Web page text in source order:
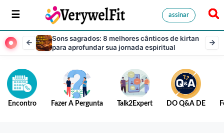
assinar
Sons sagrados: 8 melhores cânticos de kirtan
para aprofundar sua jornada espiritual
Encontro Fazer A Pergunta Talk2Expert DO Q&A DE